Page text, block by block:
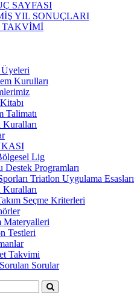
SAYFASI
YIL SONUÇLARI
TAKVİMİ
Kurulları
Talimatı
Kuralları
Lig
Destek Programları
Triatlon Uygulama Esasları
Kuralları
Seçme Kriterleri
Materyalleri
Testleri
Takvimi
Sorular